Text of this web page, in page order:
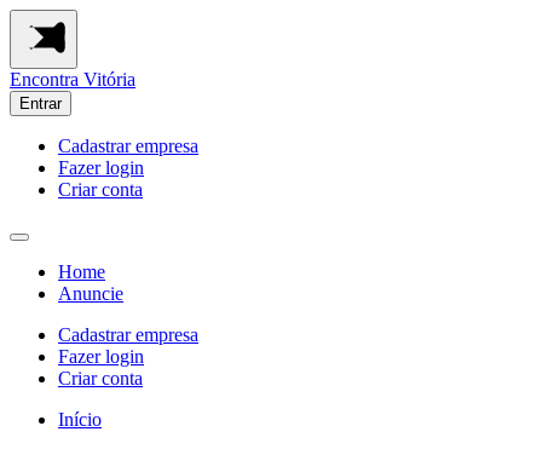
Encontra Vitória
Entrar
Cadastrar empresa
Fazer login
Criar conta
Home
Anuncie
Cadastrar empresa
Fazer login
Criar conta
Início